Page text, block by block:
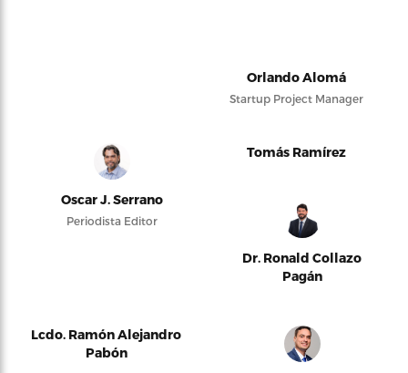
Orlando Alomá
Startup Project Manager
Oscar J. Serrano
Periodista Editor
Tomás Ramírez
Dr. Ronald Collazo
Pagán
Lcdo. Ramón Alejandro
Pabón